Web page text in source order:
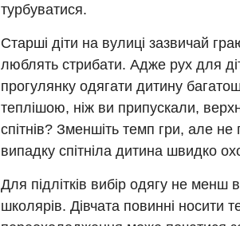
турбуватися.
Старші діти на вулиці зазвичай
люблять стрибати. Адже рух для
прогулянку одягати дитину
теплішою, ніж ви припускали,
спітнів? Зменшіть темп гри, але
випадку спітніла дитина швидко
Для підлітків вибір одягу не
школярів. Дівчата повинні носити